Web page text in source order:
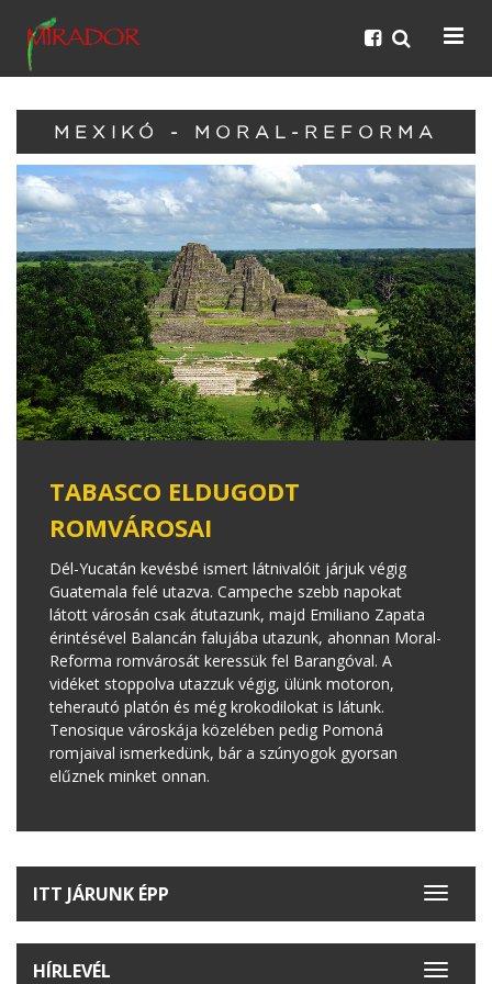
MEXIKÓ - MORAL-REFORMA
TABASCO ELDUGODT
ROMVÁROSAI
Dél-Yucatán kevésbé ismert látnivalóit járjuk végig
Guatemala felé utazva. Campeche szebb napokat
látott városán csak átutazunk, majd Emiliano Zapata
érintésével Balancán falujába utazunk, ahonnan Moral-
Reforma romvárosát keressük fel Barangóval. A
vidéket stoppolva utazzuk végig, ülünk motoron,
teherautó platón és még krokodilokat is látunk.
Tenosique városkája közelében pedig Pomoná
romjaival ismerkedünk, bár a szúnyogok gyorsan
elűznek minket onnan.
Toggle
ITT JÁRUNK ÉPP
Toggle
HÍRLEVÉL